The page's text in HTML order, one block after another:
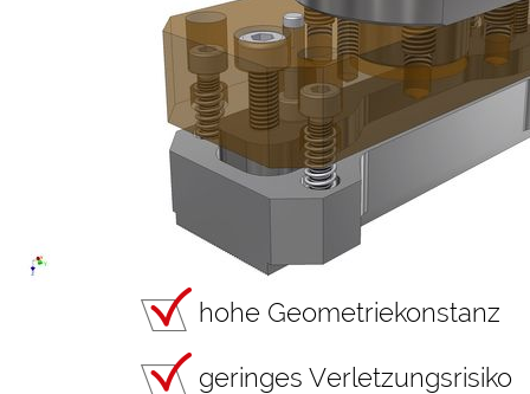
hohe Geometriekonstanz
geringes Verletzungsrisiko